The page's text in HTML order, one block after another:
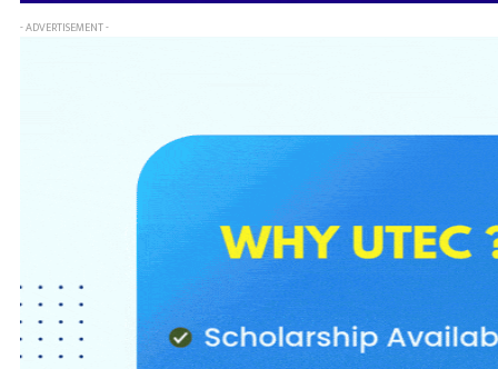
- ADVERTISEMENT -